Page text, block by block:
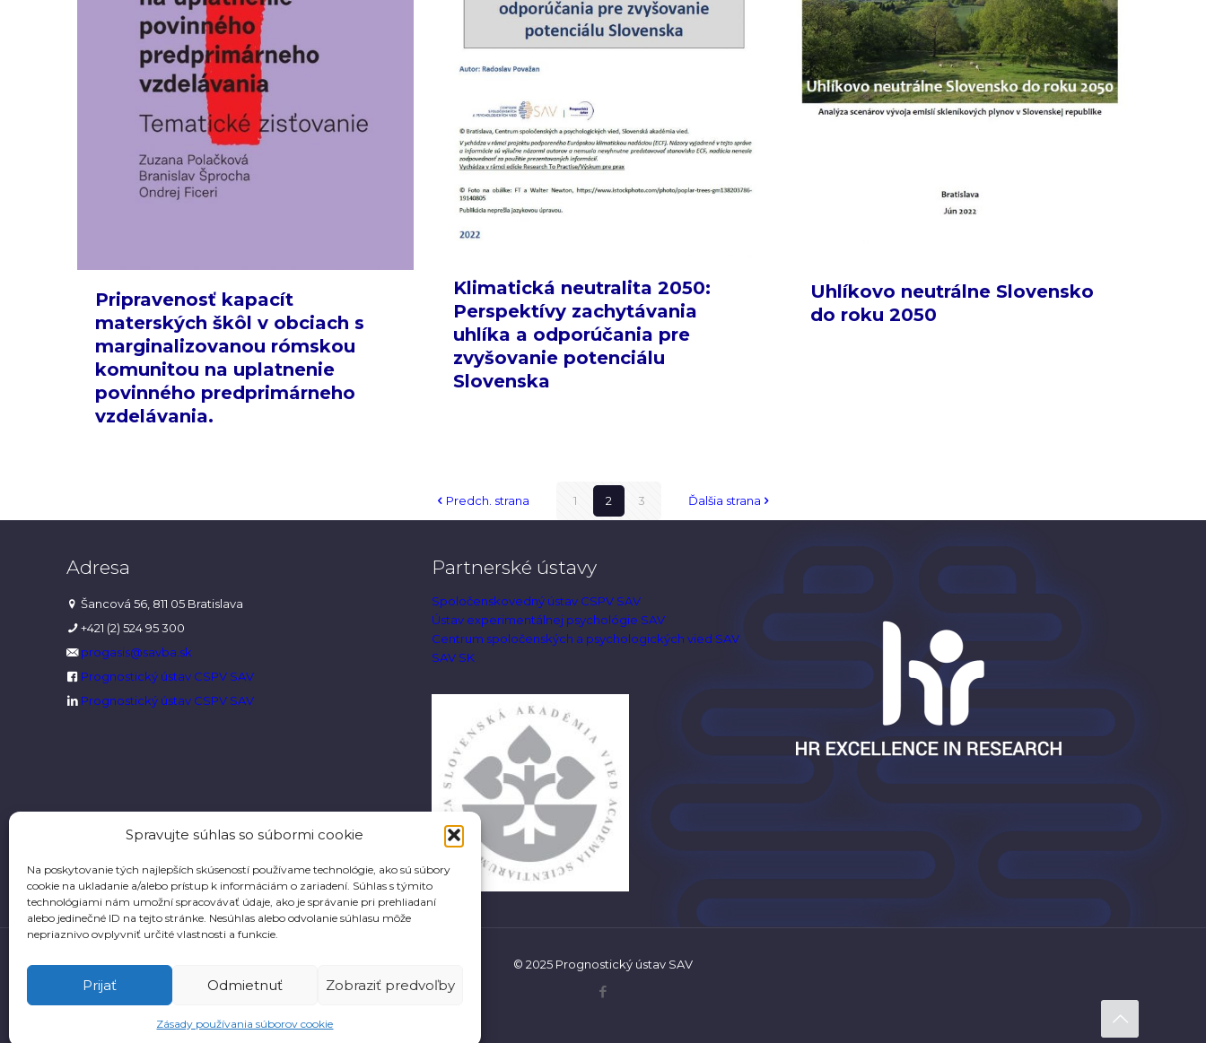
Spravujte súhlas so súbormi cookie
Na poskytovanie tých najlepších skúseností používame technológie, ako sú súbory
cookie na ukladanie a/alebo prístup k informáciám o zariadení. Súhlas s týmito
technológiami nám umožní spracovávať údaje, ako je správanie pri prehliadaní
alebo jedinečné ID na tejto stránke. Nesúhlas alebo odvolanie súhlasu môže
nepriaznivo ovplyvniť určité vlastnosti a funkcie.
Prijať Odmietnuť Zobraziť predvoľby
Zásady používania súborov cookie
Pripravenosť kapacít
materských škôl v obciach s
marginalizovanou rómskou
komunitou na uplatnenie
povinného predprimárneho
vzdelávania.
Klimatická neutralita 2050:
Perspektívy zachytávania
uhlíka a odporúčania pre
zvyšovanie potenciálu
Slovenska
Uhlíkovo neutrálne Slovensko
do roku 2050
Predch. strana 1 2 3 Ďalšia strana
Adresa
Šancová 56, 811 05 Bratislava
+421 (2) 524 95 300
progasis@savba.sk
Prognostický ústav CSPV SAV
Prognostický ústav CSPV SAV
Partnerské ústavy
Spoločenskovedný ústav CSPV SAV
Ústav experimentálnej psychológie SAV
Centrum spoločenských a psychologických vied SAV
SAV SK
© 2025 Prognostický ústav SAV